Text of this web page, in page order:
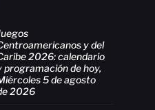
y del
2026: calendario
programación de hoy,
5 de agosto
2026